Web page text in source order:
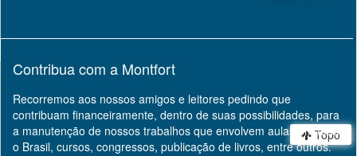
Topo
Contribua com a Montfort
Recorremos aos nossos amigos e leitores pedindo que
contribuam financeiramente, dentro de suas possibilidades, para
a manutenção de nossos trabalhos que envolvem aulas em todo
o Brasil, cursos, congressos, publicação de livros, entre outros.